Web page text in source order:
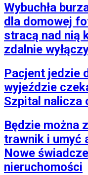
Wybuchła
dla domowej
stracą nad nią
zdalnie
Pacjent jedzie
wyjeździe
Szpital nalicza
Będzie można
trawnik i umyć
Nowe
nieruchomości